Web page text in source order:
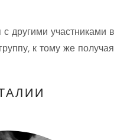
другими участниками в
к тому же получая